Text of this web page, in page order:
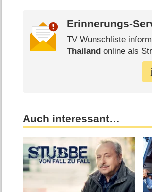
Erinnerungs-
TV Wunschliste
Thailandonline als
Auch interessant…